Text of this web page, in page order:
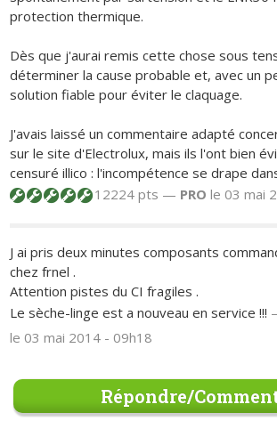
protection thermique.
Dès que j'aurai remis cette chose sous
déterminer la cause probable et, avec un
solution fiable pour éviter le claquage.
J'avais laissé un commentaire adapté
sur le site d'Electrolux, mais ils l'ont bien
censuré illico : l'incompétence se drape
12224 pts — PRO le 03 mai
J ai pris deux minutes composants
chez frnel .
Attention pistes du CI fragiles .
Le sèche-linge est a nouveau en service !!!
le 03 mai 2014 - 09h18
Répondre/